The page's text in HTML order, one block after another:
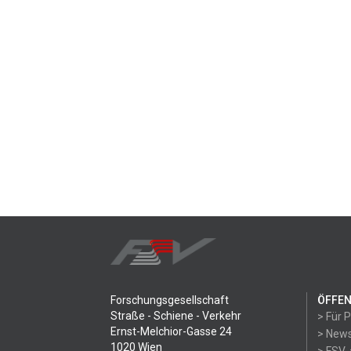
Forschungsgesellschaft
Straße - Schiene - Verkehr
Ernst-Melchior-Gasse 24
1020 Wien
> Für
>